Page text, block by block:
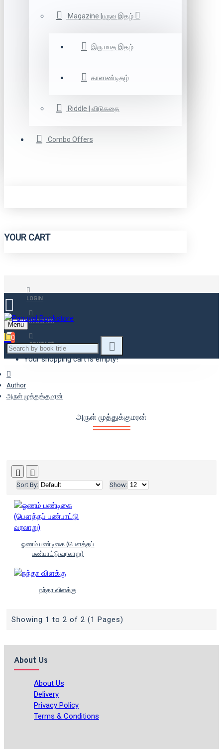
Magazine |பருவ இதழ்
இரு மாத இதழ்
காலாண்டிதழ்
Riddle | விடுகதை
Combo Offers
YOUR CART
LOGIN
REGISTER
CONTACT
Menu
0
Your shopping cart is empty!
Author
அருள் முத்துக்குமரன்
அருள் முத்துக்குமரன்
Sort By: Show:
ஓணம் பண்டிகை (பௌத்தப்
பண்பாட்டு வரலாறு)
நந்தா விளக்கு
Showing 1 to 2 of 2 (1 Pages)
About Us
About Us
Delivery
Privacy Policy
Terms & Conditions